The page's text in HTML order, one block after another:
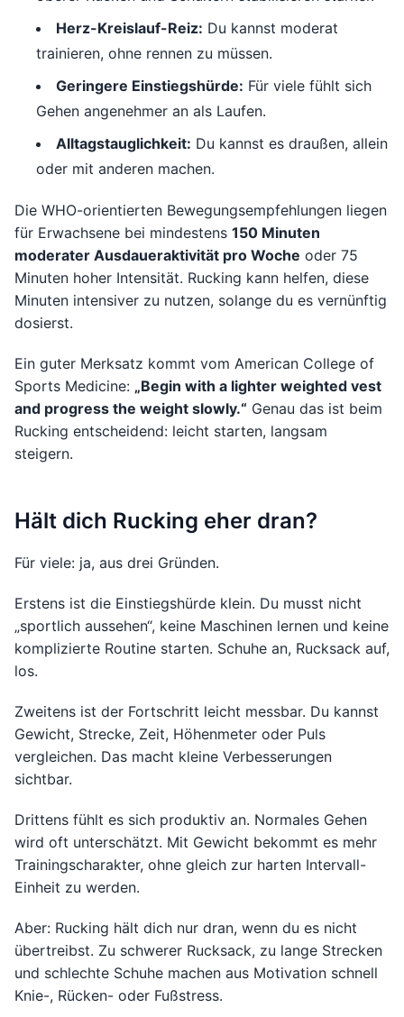
Herz-Kreislauf-Reiz: Du kannst moderat
trainieren, ohne rennen zu müssen.
Geringere Einstiegshürde: Für viele fühlt sich
Gehen angenehmer an als Laufen.
Alltagstauglichkeit: Du kannst es draußen, allein
oder mit anderen machen.
Die WHO-orientierten Bewegungsempfehlungen liegen
für Erwachsene bei mindestens 150 Minuten
moderater Ausdaueraktivität pro Woche oder 75
Minuten hoher Intensität. Rucking kann helfen, diese
Minuten intensiver zu nutzen, solange du es vernünftig
dosierst.
Ein guter Merksatz kommt vom American College of
Sports Medicine: „Begin with a lighter weighted vest
and progress the weight slowly.“ Genau das ist beim
Rucking entscheidend: leicht starten, langsam
steigern.
Hält dich Rucking eher dran?
Für viele: ja, aus drei Gründen.
Erstens ist die Einstiegshürde klein. Du musst nicht
„sportlich aussehen“, keine Maschinen lernen und keine
komplizierte Routine starten. Schuhe an, Rucksack auf,
los.
Zweitens ist der Fortschritt leicht messbar. Du kannst
Gewicht, Strecke, Zeit, Höhenmeter oder Puls
vergleichen. Das macht kleine Verbesserungen
sichtbar.
Drittens fühlt es sich produktiv an. Normales Gehen
wird oft unterschätzt. Mit Gewicht bekommt es mehr
Trainingscharakter, ohne gleich zur harten Intervall-
Einheit zu werden.
Aber: Rucking hält dich nur dran, wenn du es nicht
übertreibst. Zu schwerer Rucksack, zu lange Strecken
und schlechte Schuhe machen aus Motivation schnell
Knie-, Rücken- oder Fußstress.